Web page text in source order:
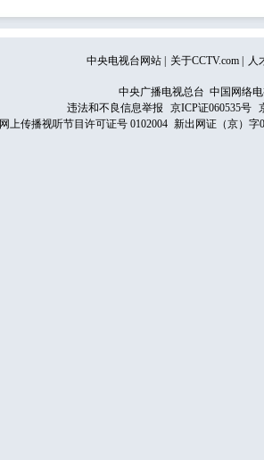
中央电视台网站 关于CCTV.com 人
中央广播电视总台 中国网络
违法和不良信息举报
京ICP证060535号
网上传播视听节目许可证号 0102004 新出网证（京）